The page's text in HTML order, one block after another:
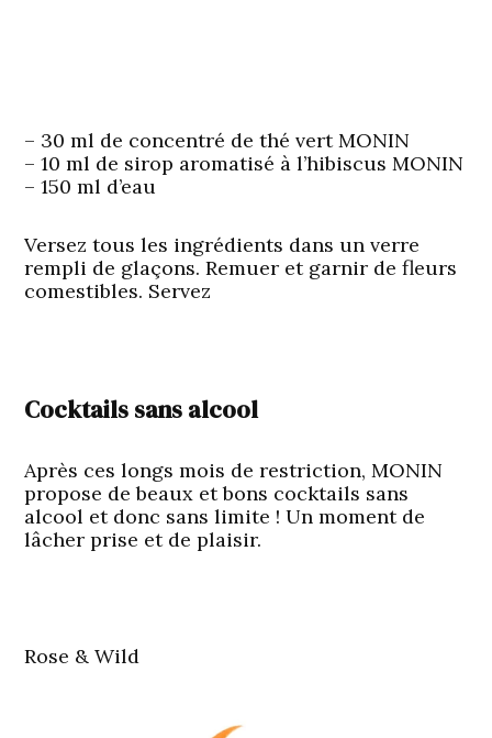
– 30 ml de concentré de thé vert MONIN
– 10 ml de sirop aromatisé à l’hibiscus MONIN
– 150 ml d’eau
Versez tous les ingrédients dans un verre
rempli de glaçons. Remuer et garnir de fleurs
comestibles. Servez
Cocktails sans alcool
Après ces longs mois de restriction, MONIN
propose de beaux et bons cocktails sans
alcool et donc sans limite ! Un moment de
lâcher prise et de plaisir.
Rose & Wild